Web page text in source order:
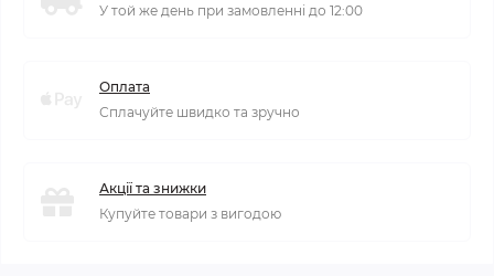
У той же день при замовленні до 12:00
Оплата
Сплачуйте швидко та зручно
Акції та знижки
Купуйте товари з вигодою